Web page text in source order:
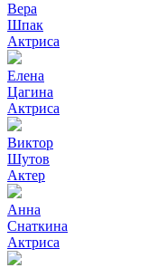
Вера
Шпак
Актриса
Елена
Цагина
Актриса
Виктор
Шутов
Актер
Анна
Снаткина
Актриса